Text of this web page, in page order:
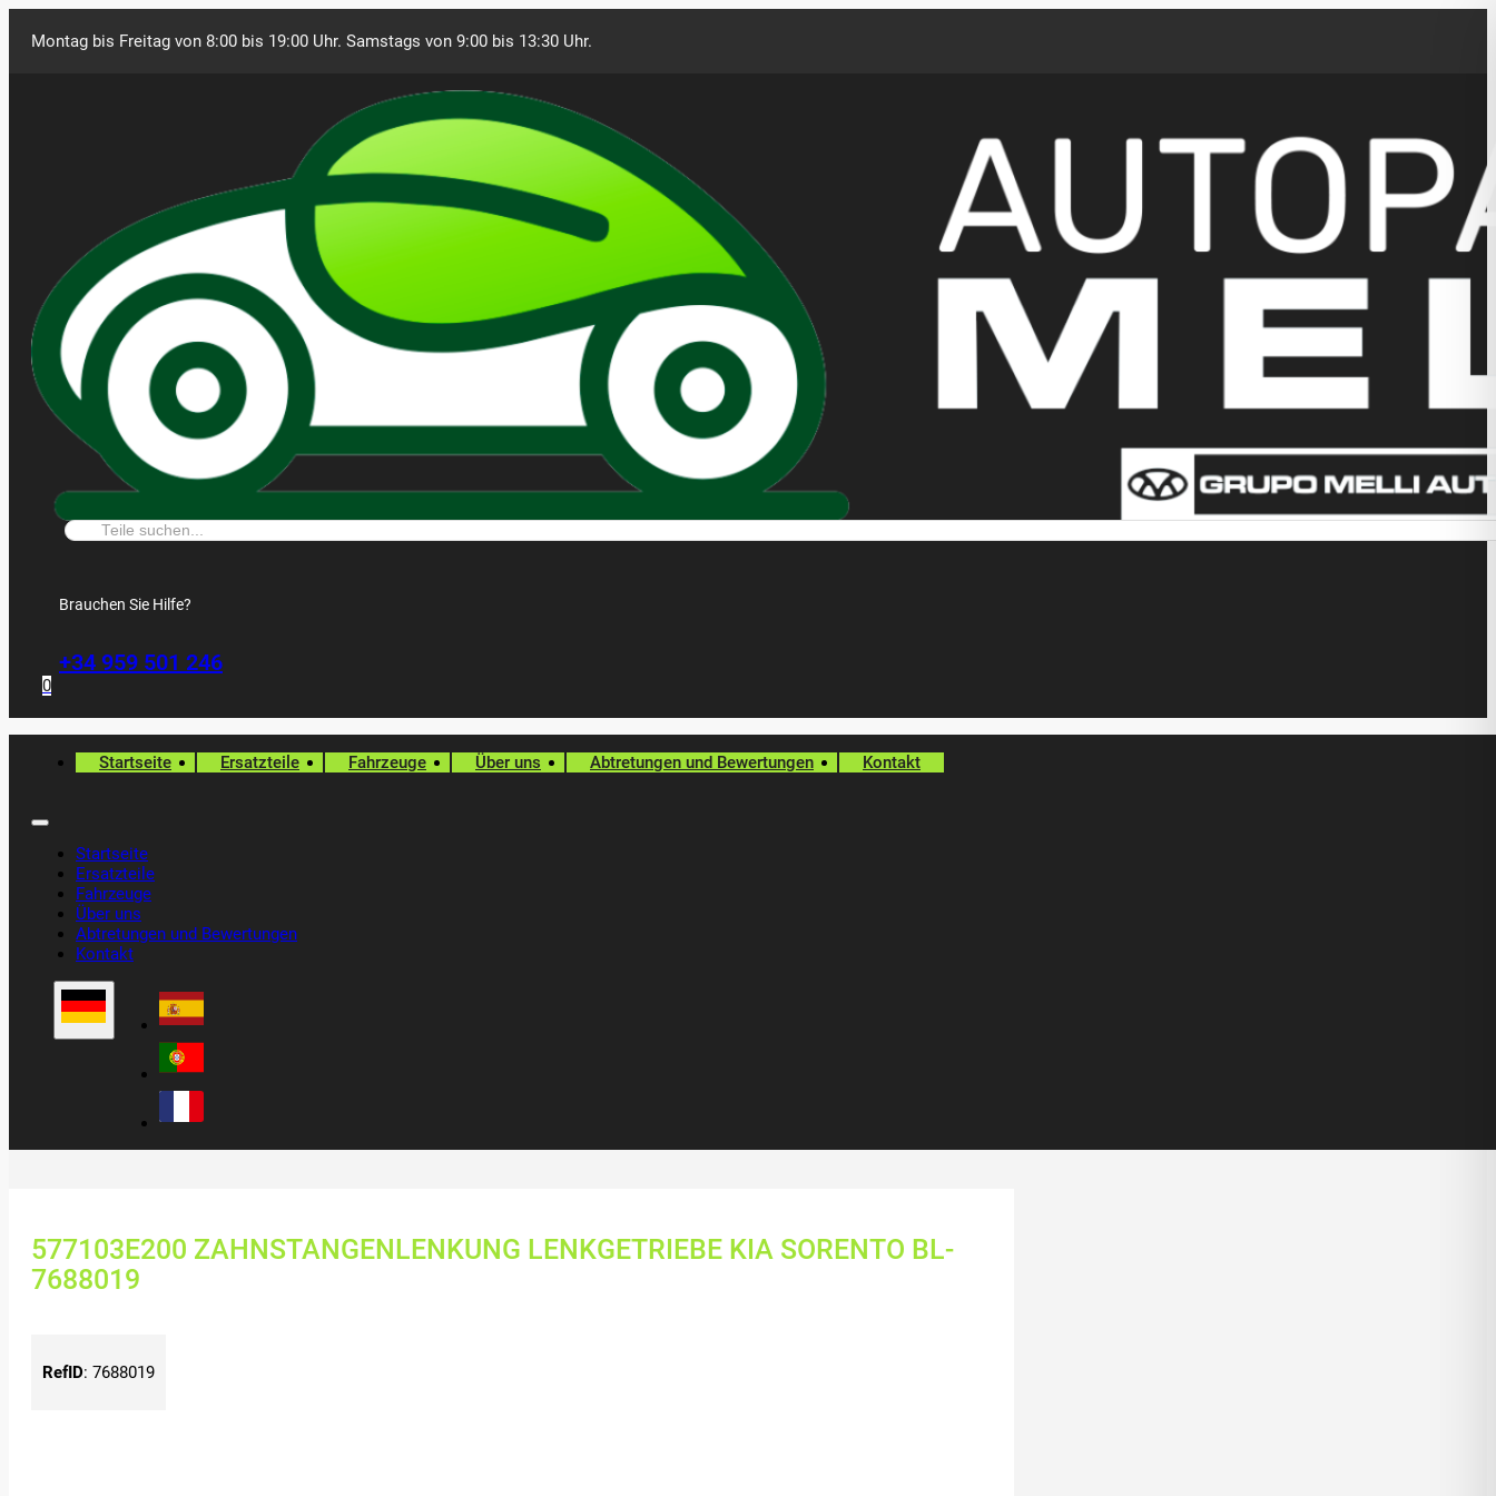
Montag bis Freitag von 8:00 bis 19:00 Uhr. Samstags von 9:00 bis 13:30 Uhr.
Suche:
Brauchen Sie Hilfe?
+34 959 501 246
0
Startseite Ersatzteile Fahrzeuge Über uns Abtretungen und Bewertungen Kontakt
Startseite
Ersatzteile
Fahrzeuge
Über uns
Abtretungen und Bewertungen
Kontakt
577103E200 ZAHNSTANGENLENKUNG LENKGETRIEBE KIA SORENTO BL-
7688019
RefID: 7688019